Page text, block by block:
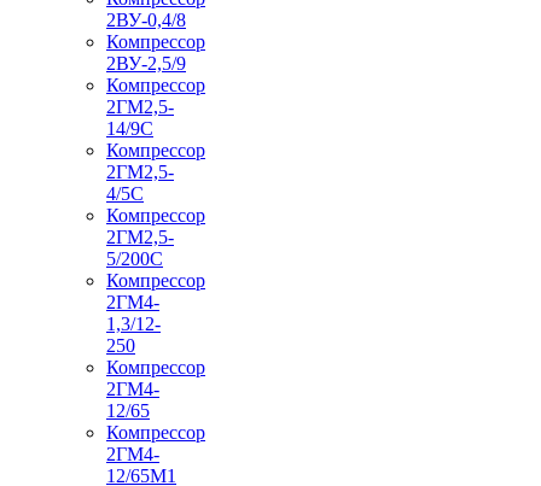
2ВУ-0,4/8
Компрессор
2ВУ-2,5/9
Компрессор
2ГМ2,5-
14/9С
Компрессор
2ГМ2,5-
4/5С
Компрессор
2ГМ2,5-
5/200С
Компрессор
2ГМ4-
1,3/12-
250
Компрессор
2ГМ4-
12/65
Компрессор
2ГМ4-
12/65М1